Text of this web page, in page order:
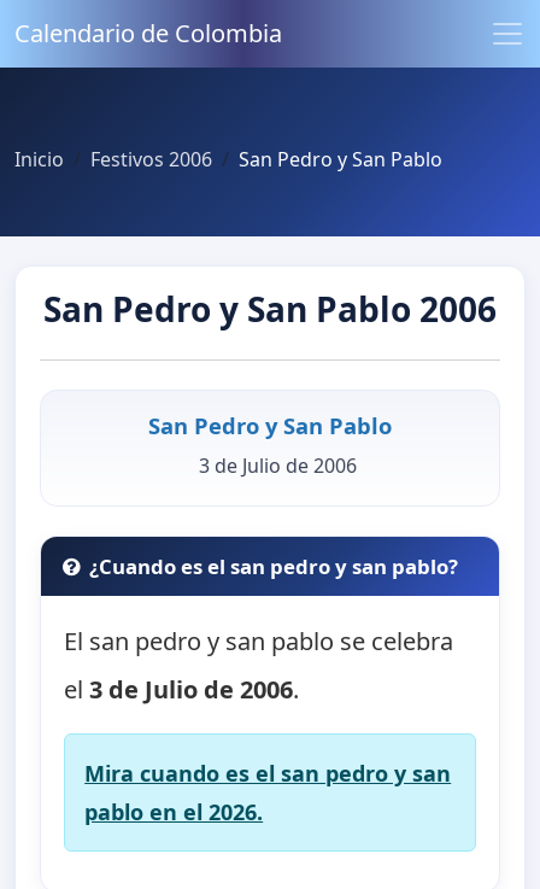
Calendario de Colombia
Inicio Festivos 2006 San Pedro y San Pablo
San Pedro y San Pablo 2006
San Pedro y San Pablo
3 de Julio de 2006
¿Cuando es el san pedro y san pablo?
El san pedro y san pablo se celebra
el3 de Julio de 2006.
Mira cuando es el san pedro y san
pablo en el 2026.